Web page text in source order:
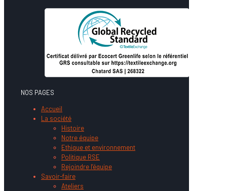
NOS PAGES
Accueil
La société
Histoire
Notre équipe
Ethique et environnement
Politique RSE
Rejoindre l’équipe
Savoir-faire
Ateliers